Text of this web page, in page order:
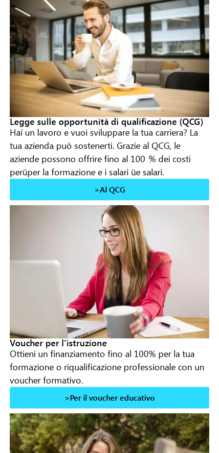
Legge sulle opportunità di qualificazione (QCG)
Hai un lavoro e vuoi sviluppare la tua carriera? La
tua azienda può sostenerti. Grazie al QCG, le
aziende possono offrire fino al 100 % dei costi
perüper la formazione e i salari üe salari.
>Al QCG
Voucher per l'istruzione
Ottieni un finanziamento fino al 100% per la tua
formazione o riqualificazione professionale con un
voucher formativo.
>Per il voucher educativo